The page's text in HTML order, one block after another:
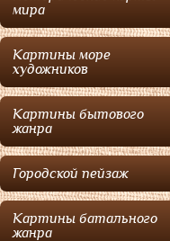
мира
Картины море
художников
Картины бытового
жанра
Городской пейзаж
Картины батального
жанра